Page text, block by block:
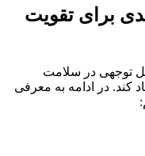
برای تقویت
توجهی در سلامت
کند. در ادامه به معرفی